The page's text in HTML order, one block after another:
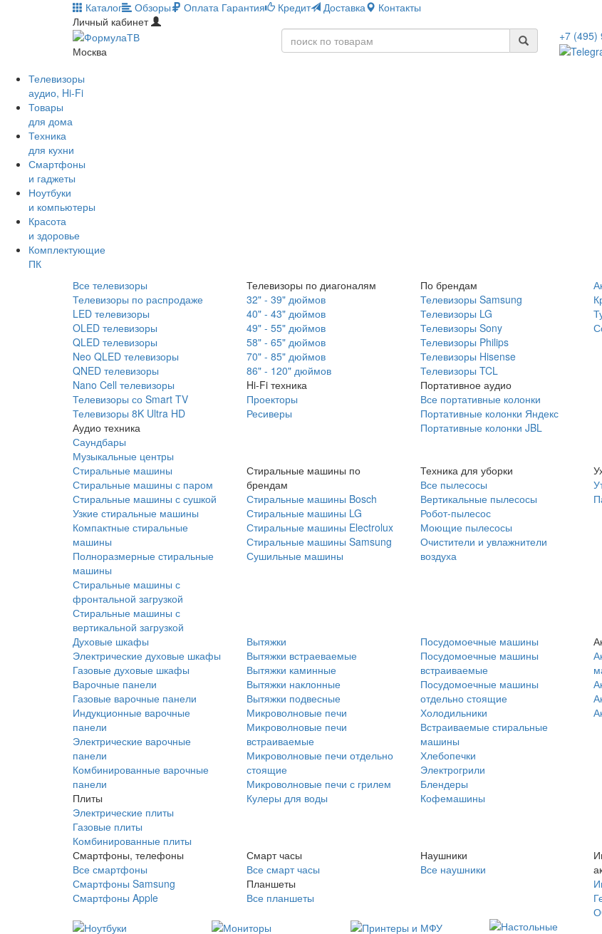
Каталог Обзоры Оплата Гарантия Кредит Доставка
Контакты
Личный кабинет
Москва
+7 (495)
Телевизоры
аудио, Hi-Fi
Товары
для дома
Техника
для кухни
Смартфоны
и гаджеты
Ноутбуки
и компьютеры
Красота
и здоровье
Комплектующие
ПК
Все телевизоры
Телевизоры по распродаже
LED телевизоры
OLED телевизоры
QLED телевизоры
Neo QLED телевизоры
QNED телевизоры
Nano Cell телевизоры
Телевизоры со Smart TV
Телевизоры 8K Ultra HD
Аудио техника
Саундбары
Музыкальные центры
Телевизоры по диагоналям
32" - 39" дюймов
40" - 43" дюймов
49" - 55" дюймов
58" - 65" дюймов
70" - 85" дюймов
86" - 120" дюймов
Hi-Fi техника
Проекторы
Ресиверы
По брендам
Телевизоры Samsung
Телевизоры LG
Телевизоры Sony
Телевизоры Philips
Телевизоры Hisense
Телевизоры TCL
Портативное аудио
Все портативные колонки
Портативные колонки Яндекс
Портативные колонки JBL
Стиральные машины
Стиральные машины с паром
Стиральные машины с сушкой
Узкие стиральные машины
Компактные стиральные
машины
Полноразмерные стиральные
машины
Стиральные машины с
фронтальной загрузкой
Стиральные машины с
вертикальной загрузкой
Стиральные машины по
брендам
Стиральные машины Bosch
Стиральные машины LG
Стиральные машины Electrolux
Стиральные машины Samsung
Сушильные машины
Техника для уборки
Все пылесосы
Вертикальные пылесосы
Робот-пылесос
Моющие пылесосы
Очистители и увлажнители
воздуха
Духовые шкафы
Электрические духовые шкафы
Газовые духовые шкафы
Варочные панели
Газовые варочные панели
Индукционные варочные
панели
Электрические варочные
панели
Комбинированные варочные
панели
Плиты
Электрические плиты
Газовые плиты
Комбинированные плиты
Вытяжки
Вытяжки встраеваемые
Вытяжки каминные
Вытяжки наклонные
Вытяжки подвесные
Микроволновые печи
Микроволновые печи
встраиваемые
Микроволновые печи отдельно
стоящие
Микроволновые печи с грилем
Кулеры для воды
Посудомоечные машины
Посудомоечные машины
встраиваемые
Посудомоечные машины
отдельно стоящие
Холодильники
Встраиваемые стиральные
машины
Хлебопечки
Электрогрили
Блендеры
Кофемашины
Смартфоны, телефоны
Все смартфоны
Смартфоны Samsung
Смартфоны Apple
Смарт часы
Все смарт часы
Планшеты
Все планшеты
Наушники
Все наушники